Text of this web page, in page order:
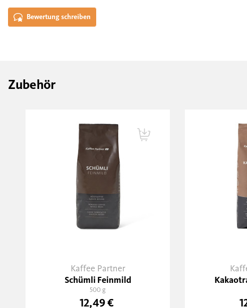
Bewertung schreiben
Zubehör
Kaffee Partner
Schümli Feinmild
500 g
12,49 €